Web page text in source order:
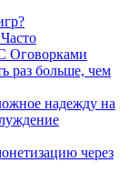
Оговорками
раз больше, чем
надежду на
через